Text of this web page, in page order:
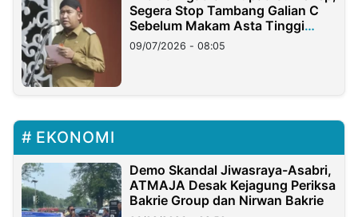
Segera Stop Tambang Galian C
Sebelum Makam Asta Tinggi
Longsor
09/07/2026 - 08:05
EKONOMI
Demo Skandal Jiwasraya-Asabri,
ATMAJA Desak Kejagung Periksa
Bakrie Group dan Nirwan Bakrie